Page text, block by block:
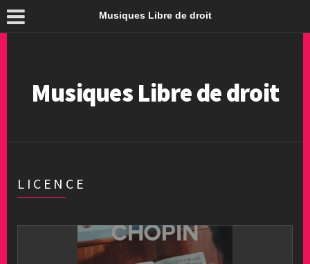
Musiques Libre de droit
Musiques Libre de droit
LICENCE